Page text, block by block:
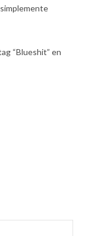
simplemente
“Blueshit” en